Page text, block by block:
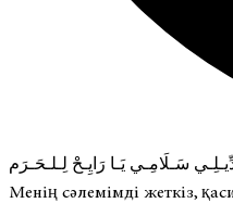
سَـلَامِـي يَـا رَايِـحْ لِـلـحَـرَم
Менің сәлемімді жеткіз,